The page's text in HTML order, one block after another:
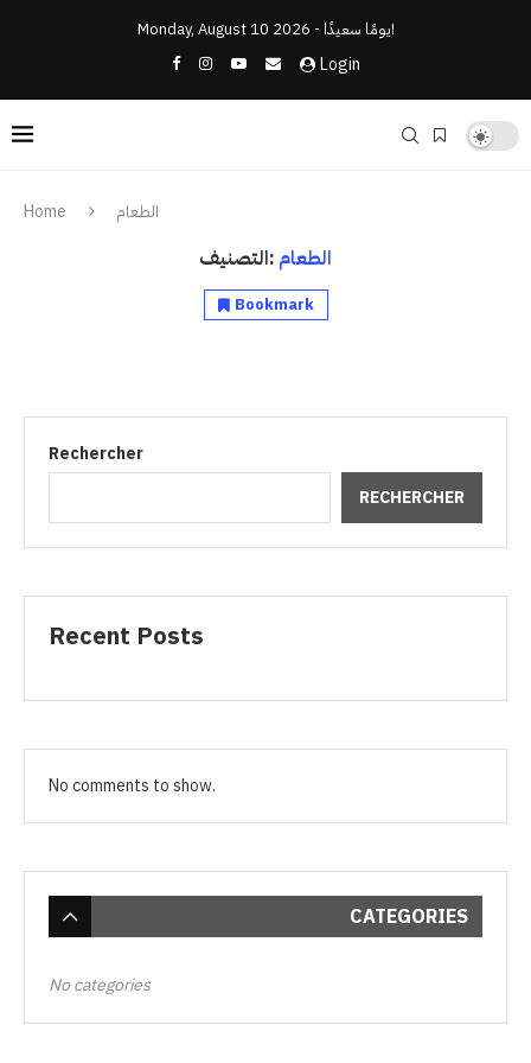
Monday, August 10 2026 - يومًا سعيدًا!
Login
Home الطعام
التصنيف: الطعام
Bookmark
Rechercher
RECHERCHER
Recent Posts
No comments to show.
CATEGORIES
No categories